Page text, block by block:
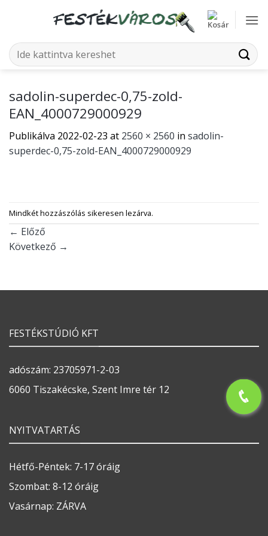
Keresés
a
sadolin-superdec-0,75-zold-
EAN_4000729000929
Publikálva 2022-02-23 at 2560 × 2560 in sadolin-
superdec-0,75-zold-EAN_4000729000929
Mindkét hozzászólás sikeresen lezárva.
← Előző
Következő →
FESTÉKSTÚDIÓ KFT
adószám: 23705971-2-03
6060 Tiszakécske, Szent Imre tér 12
NYITVATARTÁS
Hétfő-Péntek: 7-17 óráig
Szombat: 8-12 óráig
Vasárnap: ZÁRVA